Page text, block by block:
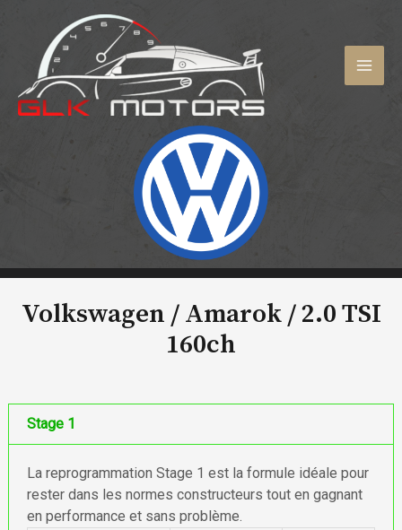
contenu
Volkswagen / Amarok /2.0 TSI
160ch
Stage 1
La reprogrammation Stage 1 est la formule idéale pour
rester dans les normes constructeurs tout en gagnant
en performance et sans problème.